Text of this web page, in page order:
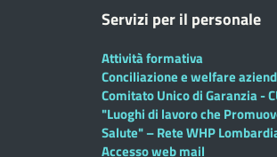
Servizi per il personale
Attività formativa
Conciliazione e welfare
Comitato Unico di Garanzia -
"Luoghi di lavoro che
Salute" – Rete WHP
Accesso web mail